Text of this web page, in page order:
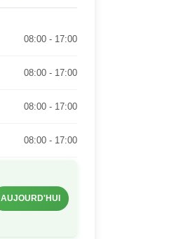
08:00 - 17:00
08:00 - 17:00
08:00 - 17:00
08:00 - 17:00
AUJOURD'HUI